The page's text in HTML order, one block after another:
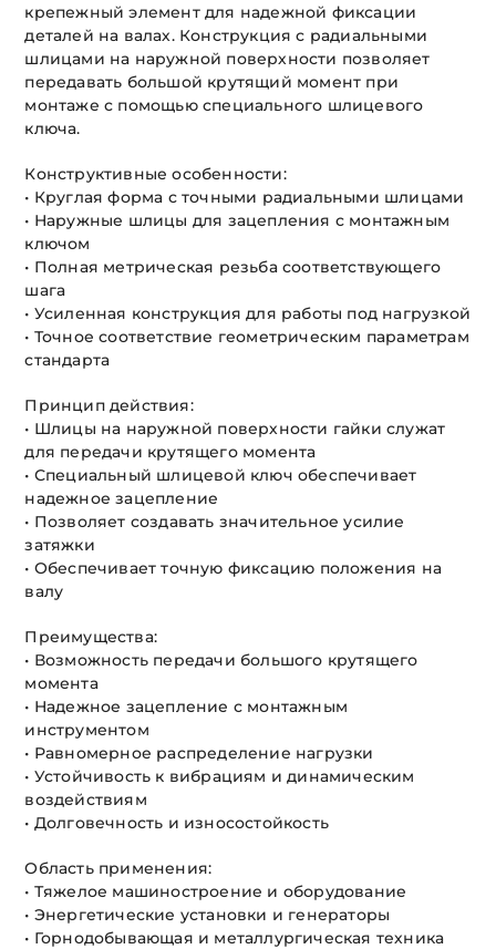
крепежный элемент для надежной фиксации
деталей на валах. Конструкция с радиальными
шлицами на наружной поверхности позволяет
передавать большой крутящий момент при
монтаже с помощью специального шлицевого
ключа.
Конструктивные особенности:
• Круглая форма с точными радиальными шлицами
• Наружные шлицы для зацепления с монтажным
ключом
• Полная метрическая резьба соответствующего
шага
• Усиленная конструкция для работы под нагрузкой
• Точное соответствие геометрическим параметрам
стандарта
Принцип действия:
• Шлицы на наружной поверхности гайки служат
для передачи крутящего момента
• Специальный шлицевой ключ обеспечивает
надежное зацепление
• Позволяет создавать значительное усилие
затяжки
• Обеспечивает точную фиксацию положения на
валу
Преимущества:
• Возможность передачи большого крутящего
момента
• Надежное зацепление с монтажным
инструментом
• Равномерное распределение нагрузки
• Устойчивость к вибрациям и динамическим
воздействиям
• Долговечность и износостойкость
Область применения:
• Тяжелое машиностроение и оборудование
• Энергетические установки и генераторы
• Горнодобывающая и металлургическая техника